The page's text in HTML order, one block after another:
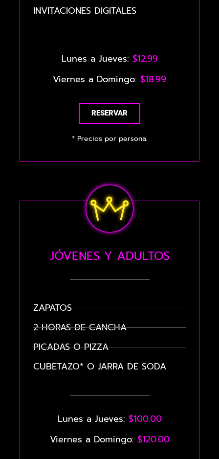
INVITACIONES DIGITALES
Lunes a Jueves: $12.99
Viernes a Domingo: $18.99
RESERVAR
* Precios por persona.
JÓVENES Y ADULTOS
ZAPATOS
2 HORAS DE CANCHA
PICADAS O PIZZA
CUBETAZO* O JARRA DE SODA
Lunes a Jueves: $100.00
Viernes a Domingo: $120.00